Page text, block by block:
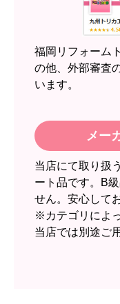
【注文からどの
【その他感想・
2026年6月30
欲しい商品をスム
はい
ショップからの連
無回答
予定の期日までに
福岡リフォーム
の他、外部審査
います。
メー
当店にて取り扱
ート品です。B
せん。安心して
※カテゴリによ
当店では別途ご